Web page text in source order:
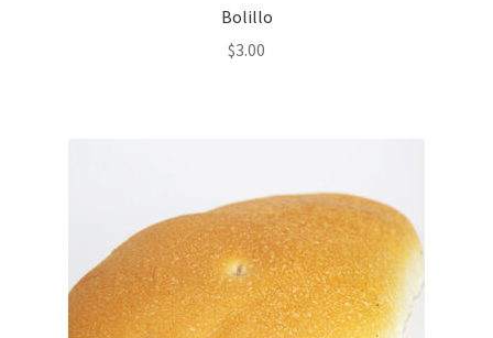
Bolillo
$3.00